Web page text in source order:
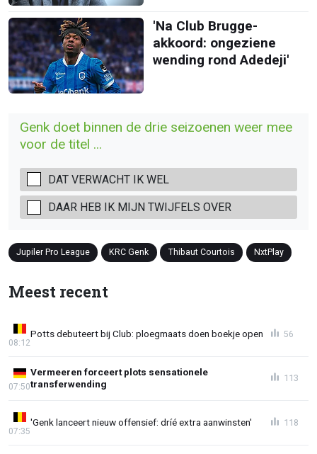
'Na Club Brugge-
akkoord: ongeziene
wending rond Adedeji'
Genk doet binnen de drie seizoenen weer mee
voor de titel ...
DAT VERWACHT IK WEL
DAAR HEB IK MIJN TWIJFELS OVER
Jupiler Pro League KRC Genk Thibaut Courtois NxtPlay
Meest recent
Potts debuteert bij Club: ploegmaats doen boekje open
08:12
56
Vermeeren forceert plots sensationele
transferwending
07:50
113
'Genk lanceert nieuw offensief: dríé extra aanwinsten'
07:35
118